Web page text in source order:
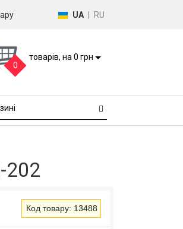
UA RU
0
товарів, на 0 грн
202
Код товару: 13488